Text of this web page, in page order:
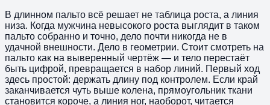
В длинном пальто всё решает не таблица роста, а линия
низа. Когда мужчина невысокого роста выглядит в таком
пальто собранно и точно, дело почти никогда не в
удачной внешности. Дело в геометрии. Стоит смотреть на
пальто как на выверенный чертёж — и тело перестаёт
быть цифрой, превращается в набор линий. Первый ход
здесь простой: держать длину под контролем. Если край
заканчивается чуть выше колена, прямоугольник ткани
становится короче, а линия ног, наоборот, читается